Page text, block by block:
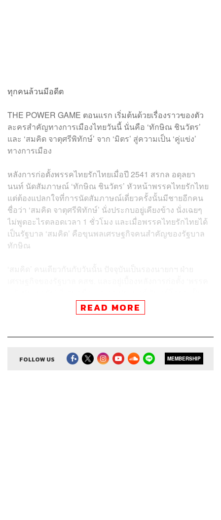
ทุกคนล้วนมีอดีต
THE POWER GAME ตอนแรก เริ่มต้นด้วยเรื่องราวของตัว
ละครสำคัญทางการเมืองไทยวันนี้ นั่นคือ ‘ทักษิณ ชินวัตร’
และ ‘สมคิด จาตุศรีพิทักษ์’ จาก ‘มิตร’ สู่ความเป็น ‘คู่แข่ง’
ทางการเมือง
หลังการก่อตั้งพรรคไทยรักไทยเมื่อปี 2541 สรกล อดุลยา
นนท์ นัดสัมภาษณ์ ‘ทักษิณ ชินวัตร’ หัวหน้าพรรคไทยรักไทย
แต่ต้องแปลกใจที่การนัดสัมภาษณ์เดี่ยวครั้งนั้นมีชายอีกคน
ชื่อว่า ‘สมคิด จาตุศรีพิทักษ์’ นั่งประกบอยู่เคียงข้าง นั่งเฉยๆ
ไม่พูดอะไรตลอดเวลา 1 ชั่วโมง และเมื่อพรรคไทยรักไทยได้
เป็นรัฐบาล ‘สมคิด’ คือขุนพลเศรษฐกิจคนสำคัญของรัฐบาล
ทักษิณ
‘สมคิด’ คนเดียวกันกับวันนั้น ปัจจุบันเป็นรองนายกฯ ฝ่าย
นายกรัฐมนตรีคนต่อไป ในขณะที่ทักษิณก็ยังคงมีบทบาท
ทางการเมืองผ่านพรรคเพื่อไทยและพรรคไทยรักษาชาติ
จาก ‘มิตร’ สู่ความเป็น ‘คู่แค้น’ ทางการเมืองเกิดขึ้นได้
READ MORE
FOLLOW US MEMBERSHIP